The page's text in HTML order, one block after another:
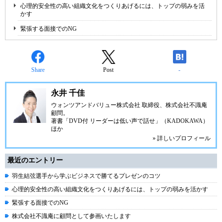
心理的安全性の高い組織文化をつくりあげるには、トップの弱みを活
かす
緊張する面接でのNG
Share Post -
永井 千佳
ウォンツアンドバリュー株式会社 取締役、株式会社不識庵
顧問。
著書「DVD付 リーダーは低い声で話せ」（KADOKAWA）
ほか
» 詳しいプロフィール
最近のエントリー
羽生結弦選手から学ぶビジネスで勝てるプレゼンのコツ
心理的安全性の高い組織文化をつくりあげるには、トップの弱みを活かす
緊張する面接でのNG
株式会社不識庵に顧問として参画いたします